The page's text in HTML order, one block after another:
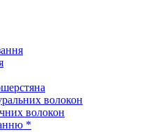
волокон
волокон
*